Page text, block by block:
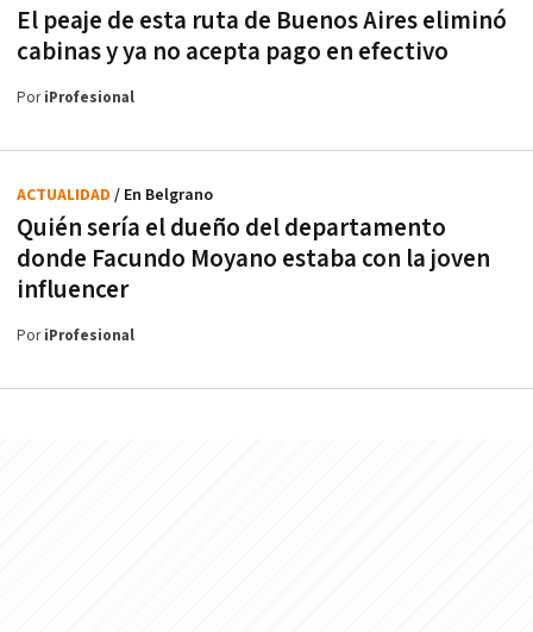
El peaje de esta ruta de Buenos Aires eliminó
cabinas y ya no acepta pago en efectivo
PoriProfesional
Quién sería el dueño del departamento
donde Facundo Moyano estaba con la joven
influencer
ACTUALIDAD / En Belgrano
PoriProfesional